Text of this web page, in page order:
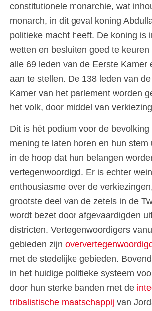
constitutionele monarchie, wat
monarch, in dit geval koning
politieke macht heeft. De koning is
wetten en besluiten goed te keuren
alle 69 leden van de Eerste Kamer
aan te stellen. De 138 leden van
Kamer van het parlement worden
het volk, door middel van
Dit is hét podium voor de bevolking
mening te laten horen en hun stem
in de hoop dat hun belangen
vertegenwoordigd. Er is echter
enthousiasme over de
grootste deel van de zetels in de
wordt bezet door afgevaardigden
districten. Vertegenwoordigers
gebieden zijn oververtegenwoordigd
met de stedelijke gebieden.
in het huidige politieke systeem
door hun sterke banden met de
tribalistische maatschappij van